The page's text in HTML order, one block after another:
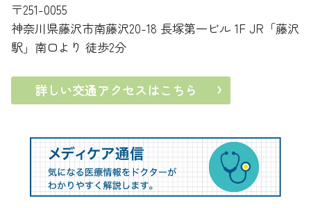
〒251-0055
神奈川県藤沢市南藤沢20-18 長塚第一ビル 1F JR「藤沢
駅」南口より 徒歩2分
詳しい交通アクセスはこちら